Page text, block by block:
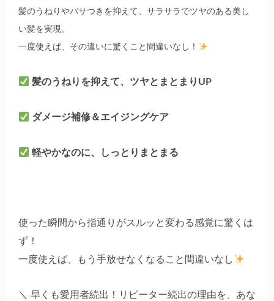
髪のうねりやバサつきを抑えて、サラサラでツヤのある美し
い髪を実現。
一度使えば、その違いに驚くこと間違いなし！
髪のうねりを抑えて、ツヤとまとまりUP
ダメージ補修＆エイジングケア
軽やかなのに、しっとりまとまる
使った瞬間から指通りがスルッと変わる感覚に驚くは
ず！
一度使えば、もう手放せなくなること間違いなし
＼ 早くも愛用者続出！リピーター続出の理由を、あな